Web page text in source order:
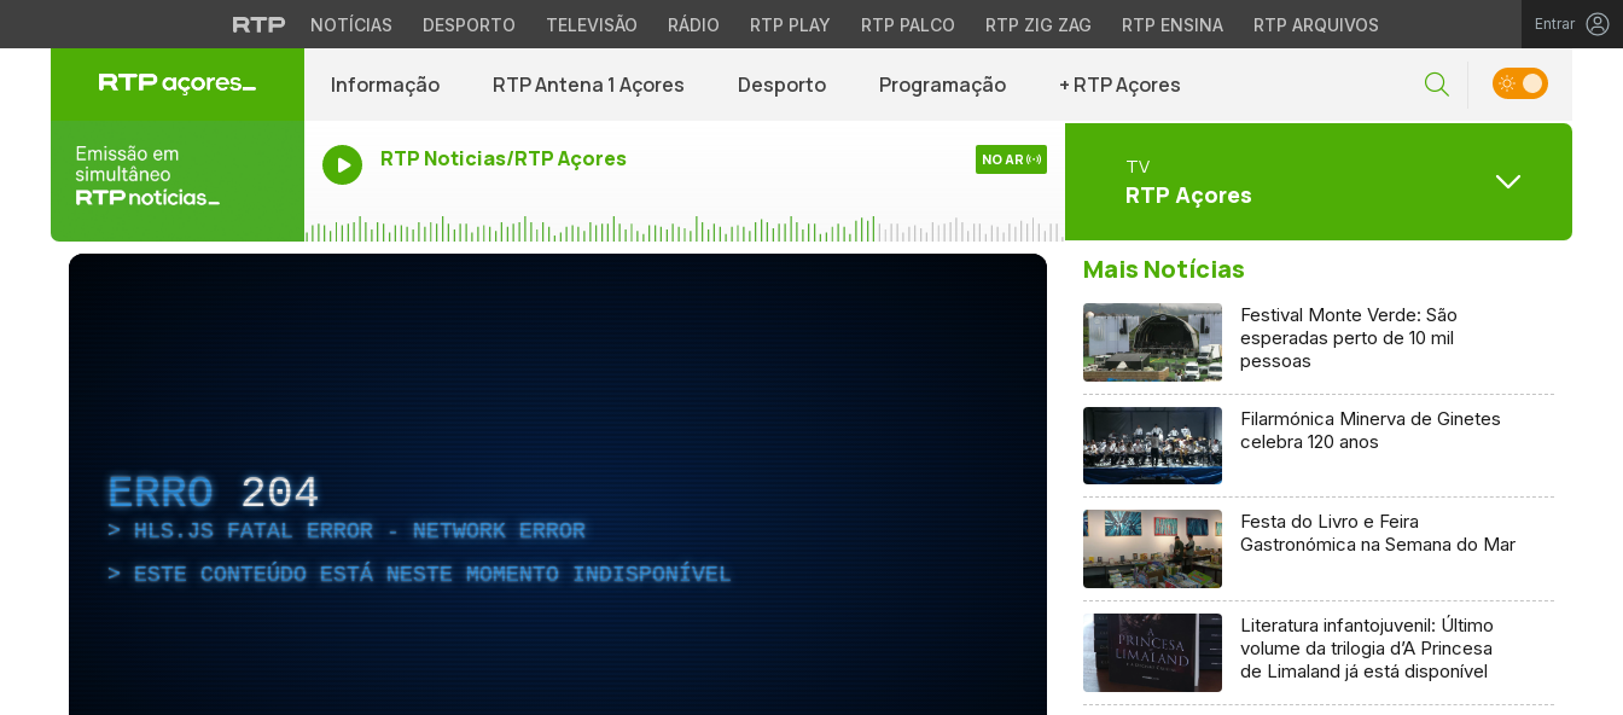
NOTÍCIAS DESPORTO TELEVISÃO RÁDIO RTP PLAY RTP PALCO RTP ZIG ZAG RTP ENSINA RTP ARQUIVOS Entrar
Informação RTP Antena 1 Açores Desporto Programação + RTP Açores
RTP Noticias/RTP Açores NO AR TV
RTP Açores
ERRO 204
HLS.JS FATAL ERROR - NETWORK ERROR
ESTE CONTEÚDO ESTÁ NESTE MOMENTO INDISPONÍVEL
Mais Notícias
Festival Monte Verde: São
esperadas perto de 10 mil
pessoas
Filarmónica Minerva de Ginetes
celebra 120 anos
Festa do Livro e Feira
Gastronómica na Semana do Mar
Literatura infantojuvenil: Último
volume da trilogia d’A Princesa
de Limaland já está disponível